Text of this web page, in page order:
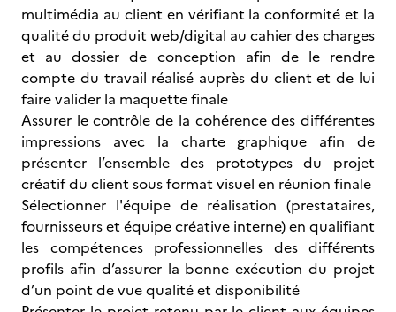
multimédia au client en vérifiant la conformité et la
qualité du produit web/digital au cahier des charges
et au dossier de conception afin de le rendre
compte du travail réalisé auprès du client et de lui
faire valider la maquette finale
Assurer le contrôle de la cohérence des différentes
impressions avec la charte graphique afin de
présenter l’ensemble des prototypes du projet
créatif du client sous format visuel en réunion finale
Sélectionner l'équipe de réalisation (prestataires,
fournisseurs et équipe créative interne) en qualifiant
les compétences professionnelles des différents
profils afin d’assurer la bonne exécution du projet
d’un point de vue qualité et disponibilité